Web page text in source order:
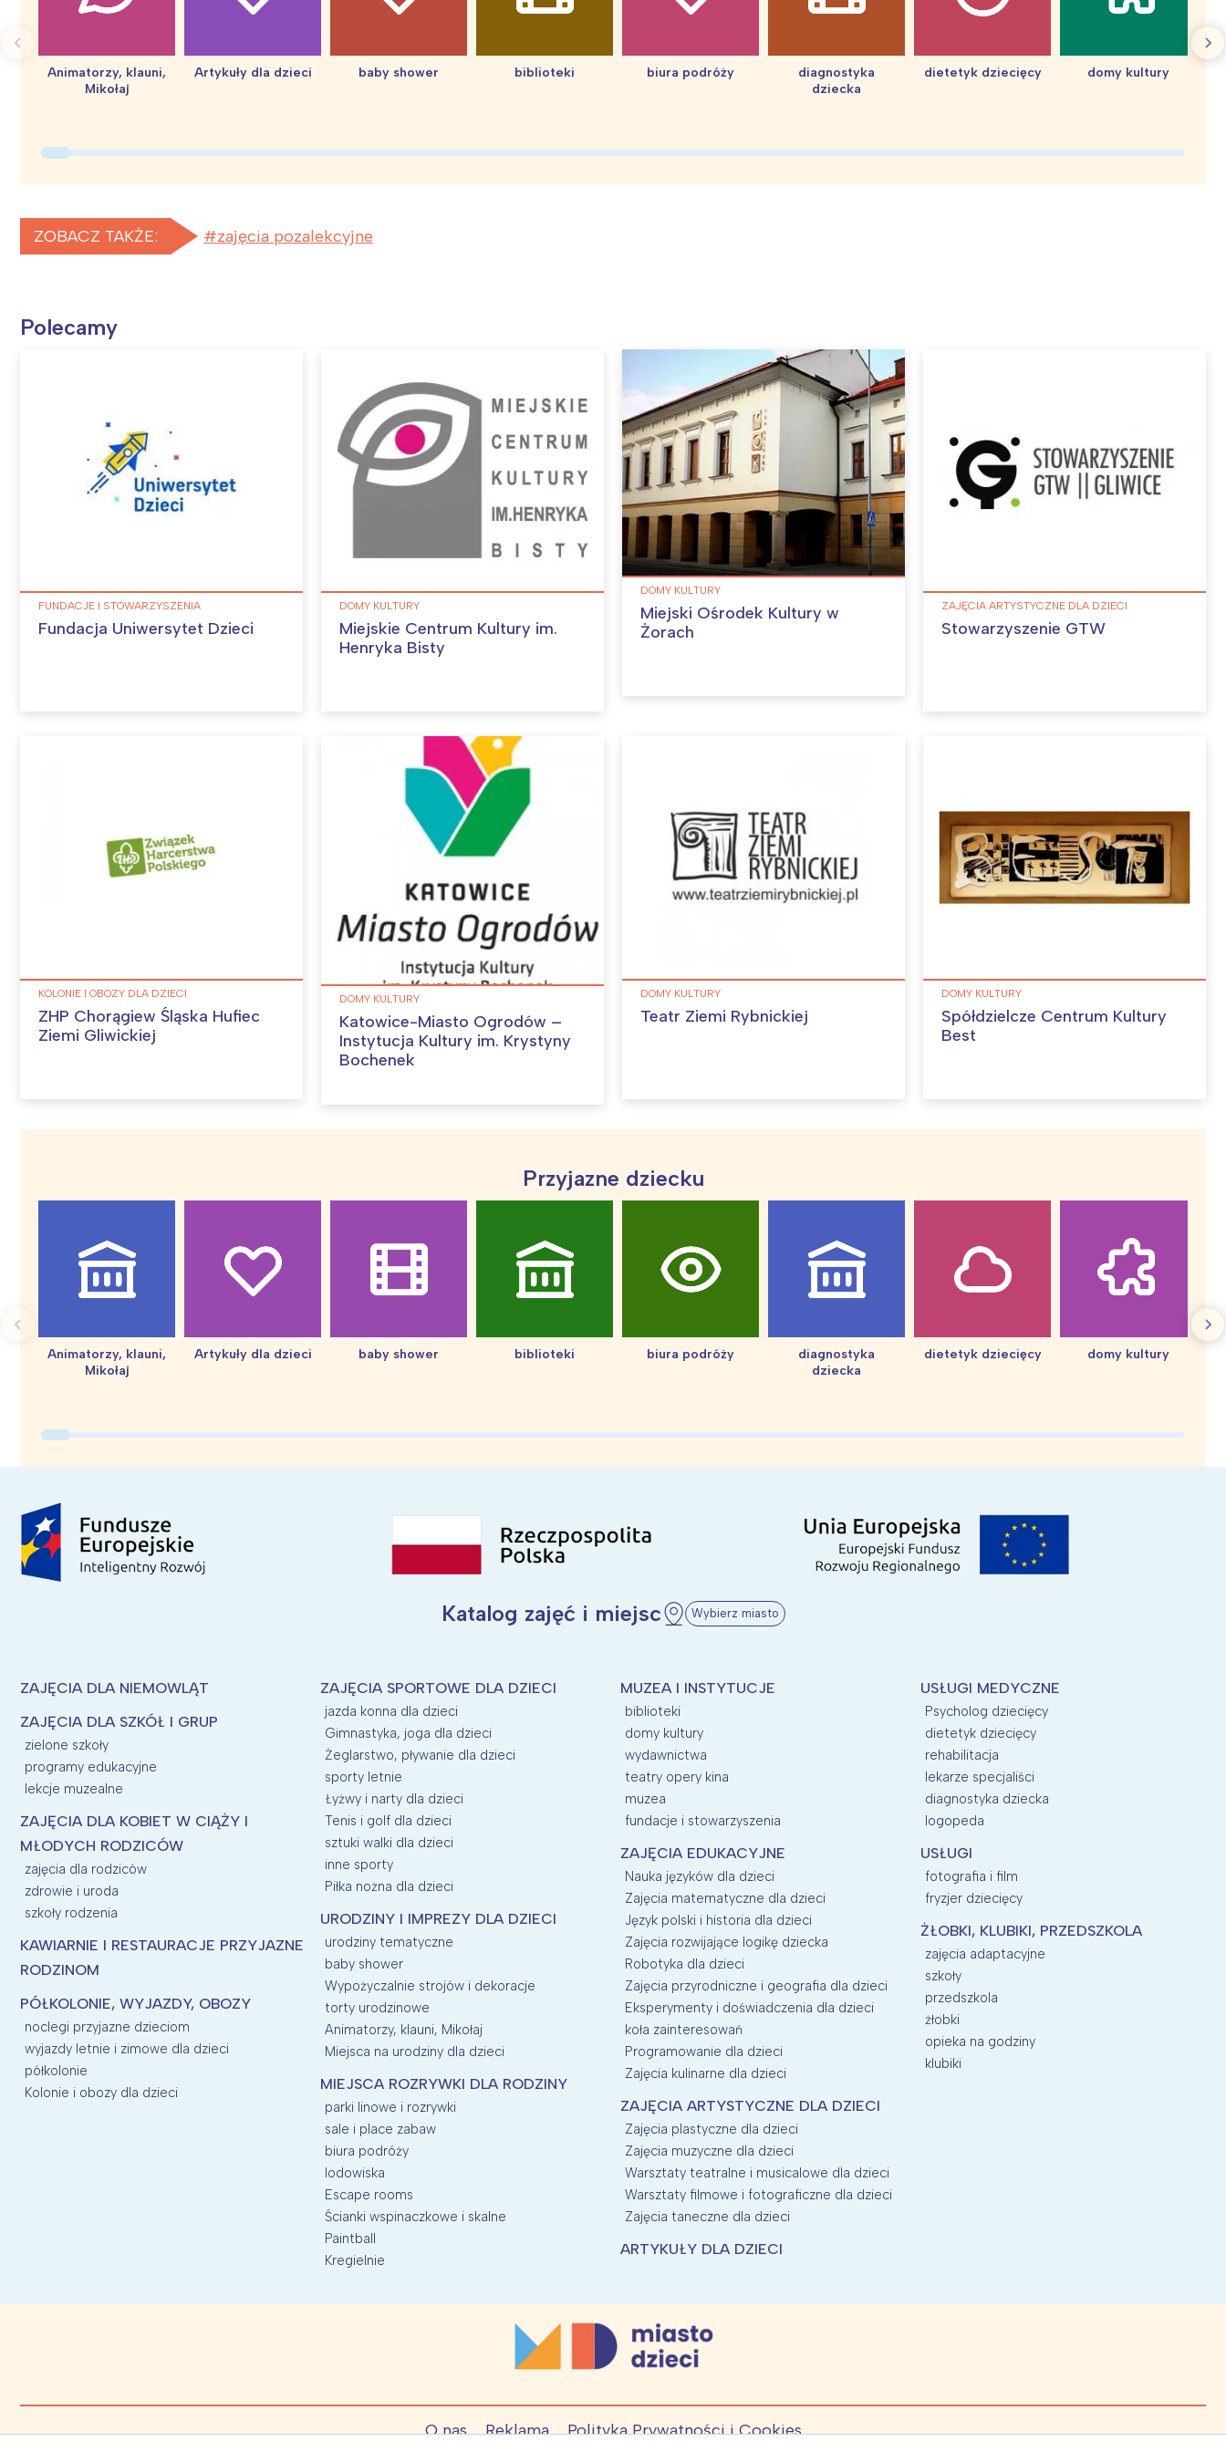
Animatorzy, klauni,
Mikołaj
Artykuły dla dzieci baby shower biblioteki biura podróży
diagnostyka
dziecka
dietetyk dziecięcy
domy kultury
ZOBACZ TAKŻE: zajęcia pozalekcyjne
Polecamy
FUNDACJE I STOWARZYSZENIA
Fundacja Uniwersytet Dzieci
DOMY KULTURY
Miejskie Centrum Kultury im.
Henryka Bisty
DOMY KULTURY
Miejski Ośrodek Kultury w
Żorach
ZAJĘCIA ARTYSTYCZNE DLA DZIECI
Stowarzyszenie GTW
KOLONIE I OBOZY DLA DZIECI
ZHP Chorągiew Śląska Hufiec
Ziemi Gliwickiej
DOMY KULTURY
Katowice-Miasto Ogrodów –
Instytucja Kultury im. Krystyny
Bochenek
DOMY KULTURY
Teatr Ziemi Rybnickiej
DOMY KULTURY
Spółdzielcze Centrum Kultury
Best
Przyjazne dziecku
Animatorzy, klauni,
Mikołaj
Artykuły dla dzieci baby shower biblioteki biura podróży
diagnostyka
dziecka
dietetyk dziecięcy
domy kultury
Katalog zajęć i miejsc Wybierz miasto
ZAJĘCIA DLA NIEMOWLĄT
ZAJĘCIA DLA SZKÓŁ I GRUP
zielone szkoły
programy edukacyjne
lekcje muzealne
ZAJĘCIA DLA KOBIET W CIĄŻY I
MŁODYCH RODZICÓW
zajęcia dla rodziców
zdrowie i uroda
szkoły rodzenia
KAWIARNIE I RESTAURACJE PRZYJAZNE
RODZINOM
PÓŁKOLONIE, WYJAZDY, OBOZY
noclegi przyjazne dzieciom
wyjazdy letnie i zimowe dla dzieci
półkolonie
Kolonie i obozy dla dzieci
ZAJĘCIA SPORTOWE DLA DZIECI
jazda konna dla dzieci
Gimnastyka, joga dla dzieci
Żeglarstwo, pływanie dla dzieci
sporty letnie
Łyżwy i narty dla dzieci
Tenis i golf dla dzieci
sztuki walki dla dzieci
inne sporty
Piłka nożna dla dzieci
URODZINY I IMPREZY DLA DZIECI
urodziny tematyczne
baby shower
Wypożyczalnie strojów i dekoracje
torty urodzinowe
Animatorzy, klauni, Mikołaj
Miejsca na urodziny dla dzieci
MIEJSCA ROZRYWKI DLA RODZINY
parki linowe i rozrywki
sale i place zabaw
biura podróży
lodowiska
Escape rooms
Ścianki wspinaczkowe i skalne
Paintball
Kregielnie
MUZEA I INSTYTUCJE
biblioteki
domy kultury
wydawnictwa
teatry opery kina
muzea
fundacje i stowarzyszenia
ZAJĘCIA EDUKACYJNE
Nauka języków dla dzieci
Zajęcia matematyczne dla dzieci
Język polski i historia dla dzieci
Zajęcia rozwijające logikę dziecka
Robotyka dla dzieci
Zajęcia przyrodniczne i geografia dla dzieci
Eksperymenty i doświadczenia dla dzieci
koła zainteresowań
Programowanie dla dzieci
Zajęcia kulinarne dla dzieci
ZAJĘCIA ARTYSTYCZNE DLA DZIECI
Zajęcia plastyczne dla dzieci
Zajęcia muzyczne dla dzieci
Warsztaty teatralne i musicalowe dla dzieci
Warsztaty filmowe i fotograficzne dla dzieci
Zajęcia taneczne dla dzieci
ARTYKUŁY DLA DZIECI
USŁUGI MEDYCZNE
Psycholog dziecięcy
dietetyk dziecięcy
rehabilitacja
lekarze specjaliści
diagnostyka dziecka
logopeda
USŁUGI
fotografia i film
fryzjer dziecięcy
ŻŁOBKI, KLUBIKI, PRZEDSZKOLA
zajęcia adaptacyjne
szkoły
przedszkola
żłobki
opieka na godziny
klubiki
O nas Reklama Polityka Prywatności i Cookies
Warszawa
Trójmiasto
Poznań
Wrocław
Południe
Północ
Wszystkie
Wybieram